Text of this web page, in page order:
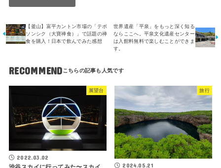
【釜山】富平カントン市場の「テボ
ソンシク（大寶禅食）」で話題の禅
食を購入！日本で飲んでみた感想
世界遺産「平泉」をもっと深く知る
ならここへ。平泉文化遺産センター
は入館料無料で楽しむことができま
す。
RECOMMEND
展望台
2022.03.02
旅行
2024.05.21